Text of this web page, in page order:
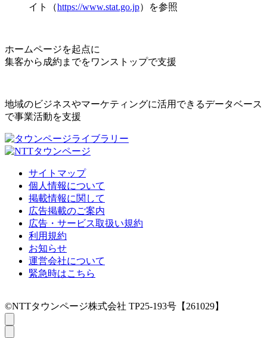
イト（https://www.stat.go.jp）を参照
ホームページを起点に
集客から成約までをワンストップで支援
地域のビジネスやマーケティングに活用できるデータベース
で事業活動を支援
サイトマップ
個人情報について
掲載情報に関して
広告掲載のご案内
広告・サービス取扱い規約
利用規約
お知らせ
運営会社について
緊急時はこちら
©NTTタウンページ株式会社 TP25-193号【261029】